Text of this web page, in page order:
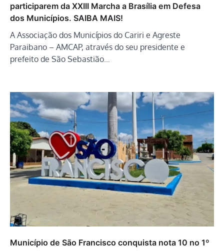
participarem da XXIII Marcha a Brasília em Defesa
dos Municípios. SAIBA MAIS!
A Associação dos Municípios do Cariri e Agreste
Paraibano – AMCAP, através do seu presidente e
prefeito de São Sebastião…
Município de São Francisco conquista nota 10 no 1º